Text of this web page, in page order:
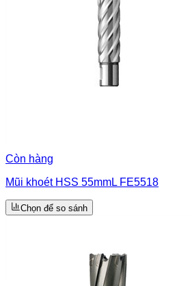
Còn hàng
Mũi khoét HSS 55mmL FE5518
Chọn để so sánh